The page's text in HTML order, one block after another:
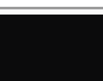
Noticias Nacionales